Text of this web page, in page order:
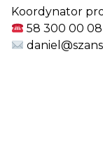
Koordynator
58 300 00 08